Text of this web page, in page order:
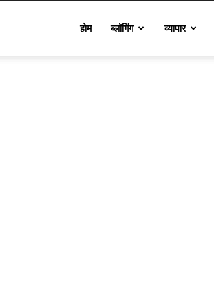
होम ब्लॉगिंग व्यापार